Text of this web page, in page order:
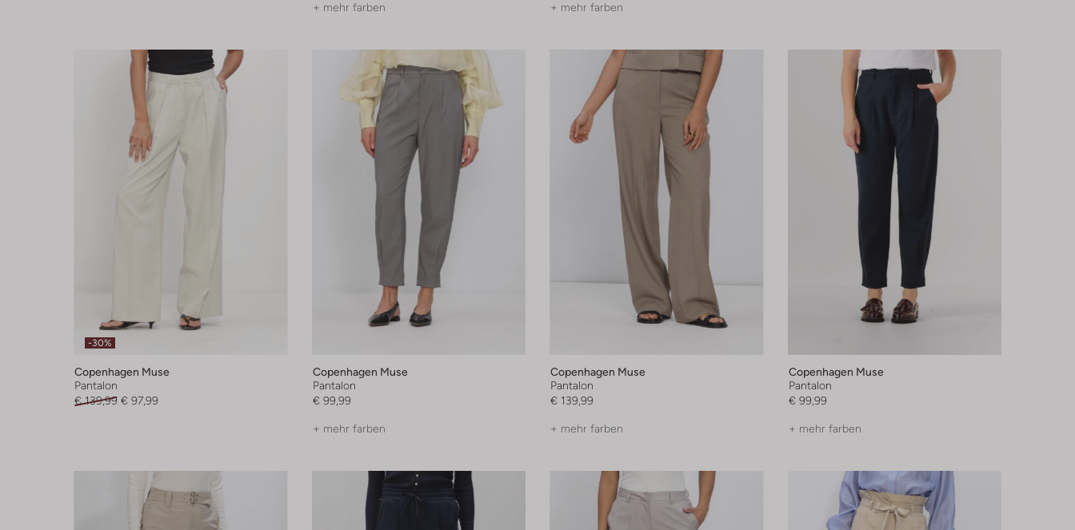
+ mehr farben + mehr farben
-30%
Copenhagen Muse
Pantalon
€ 139,99 € 97,99
Copenhagen Muse
Pantalon
€ 99,99
+ mehr farben
Copenhagen Muse
Pantalon
€ 139,99
+ mehr farben
Copenhagen Muse
Pantalon
€ 99,99
+ mehr farben